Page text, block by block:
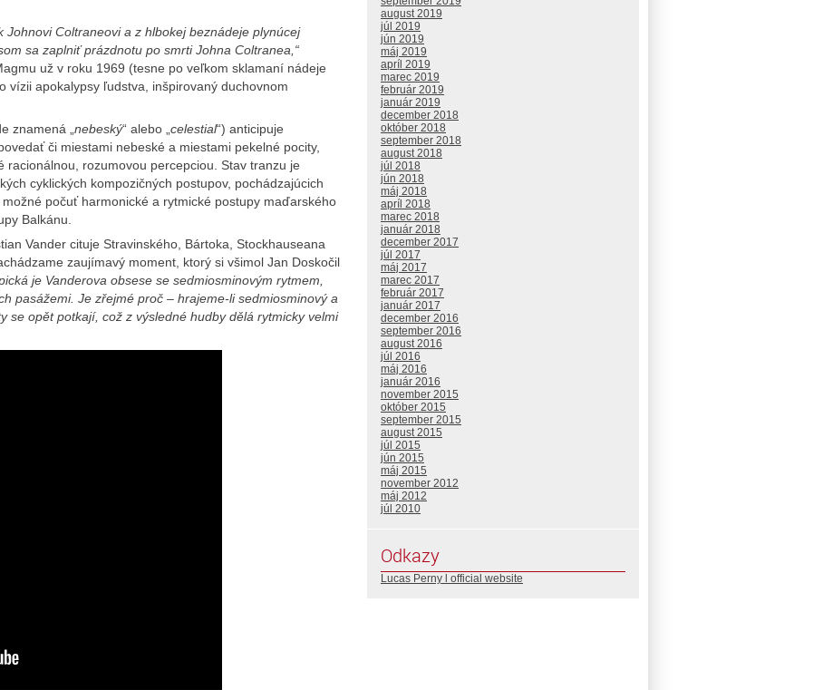
Johnovi Coltraneovi a z hlbokej beznádeje plynúcej
sa zaplniť prázdnotu po smrti Johna Coltranea,“
už v roku 1969 (tesne po veľkom sklamaní nádeje
vízii apokalypsy ľudstva, inšpirovaný duchovnom
znamená „ nebeský“ alebo „ celestial“) anticipuje
či miestami nebeské a miestami pekelné pocity,
rozumovou percepciou. Stav tranzu je
cyklických kompozičných postupov, pochádzajúcich
počuť harmonické a rytmické postupy maďarského
Balkánu.
Vander cituje Stravinského, Bártoka, Stockhauseana
zaujímavý moment, ktorý si všimol Jan Doskočil
je Vanderova obsese se sedmiosminovým rytmem,
pasážemi. Je zřejmé proč – hrajeme-li sedmiosminový a
se opět potkají, což z výsledné hudby dělá rytmicky velmi
august 2019
júl 2019
jún 2019
máj 2019
apríl 2019
marec 2019
február 2019
január 2019
december 2018
október 2018
september 2018
august 2018
júl 2018
jún 2018
máj 2018
apríl 2018
marec 2018
január 2018
december 2017
júl 2017
máj 2017
marec 2017
február 2017
január 2017
december 2016
september 2016
august 2016
júl 2016
máj 2016
január 2016
november 2015
október 2015
september 2015
august 2015
júl 2015
jún 2015
máj 2015
november 2012
máj 2012
júl 2010
Odkazy
Lucas Perny l official website